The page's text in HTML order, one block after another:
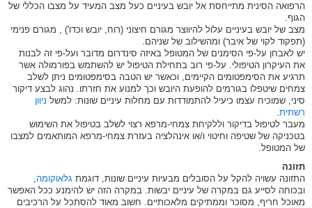
הרפואה הסינית מתייחסת אל יובש בעיניים כעל מצב המעיד על מצבו הכללי של
הגוף.
מצב של יובש בעיניים עלול להיווצר מגורם חיצוני (רוח, יובש וכדו') , מגורם פנימי
(תפקוד לקוי של איבר) ומהשילוב של שניהם.
יש לאבחן על-פי הסימנים של המטופל באיזה סינדרום מדובר ועל-פי זה לבנות
את העיקרון הטיפולי. על-פי רוב בתחילת הטיפול יש להשתמש בפורמולה אשר
תרגיע את הסימפטומים הקיימים, וכאשר יש הטבה בסימפטומים ניתן לשלב
צמחים שיטפלו בגורמים להופעת היובש וכך למנוע את חזרתו. נהוג לבצע דיקור
סיני, שמוכיח עצמו כיעיל להתמודדות עם מחלות עיניים שונות: למשל ניוון
רשתית.
מעבר לטיפול בדיקור וללקיחת צמחי-מרפא רצוי לשלב בטיפול את השימוש
בטכניקה של שטיפה וחיטוי ו/או אינהלציה בעזרת צמחי-מרפא המותאמים למצבו
של המטופל.
תזונה
התזונה עשויה להקל על הסובלים מבעיות עיניים שונות, דוגמת גלאוקומה,
ובכוחה לסייע גם במקרה של עיניים יבשות. במקרה הזה יש להימנע ככל האפשר
מאוכל חריף, מסוכר וממתיקים מלאכותיים. חשוב מאוד להסתכל על הרכיבים